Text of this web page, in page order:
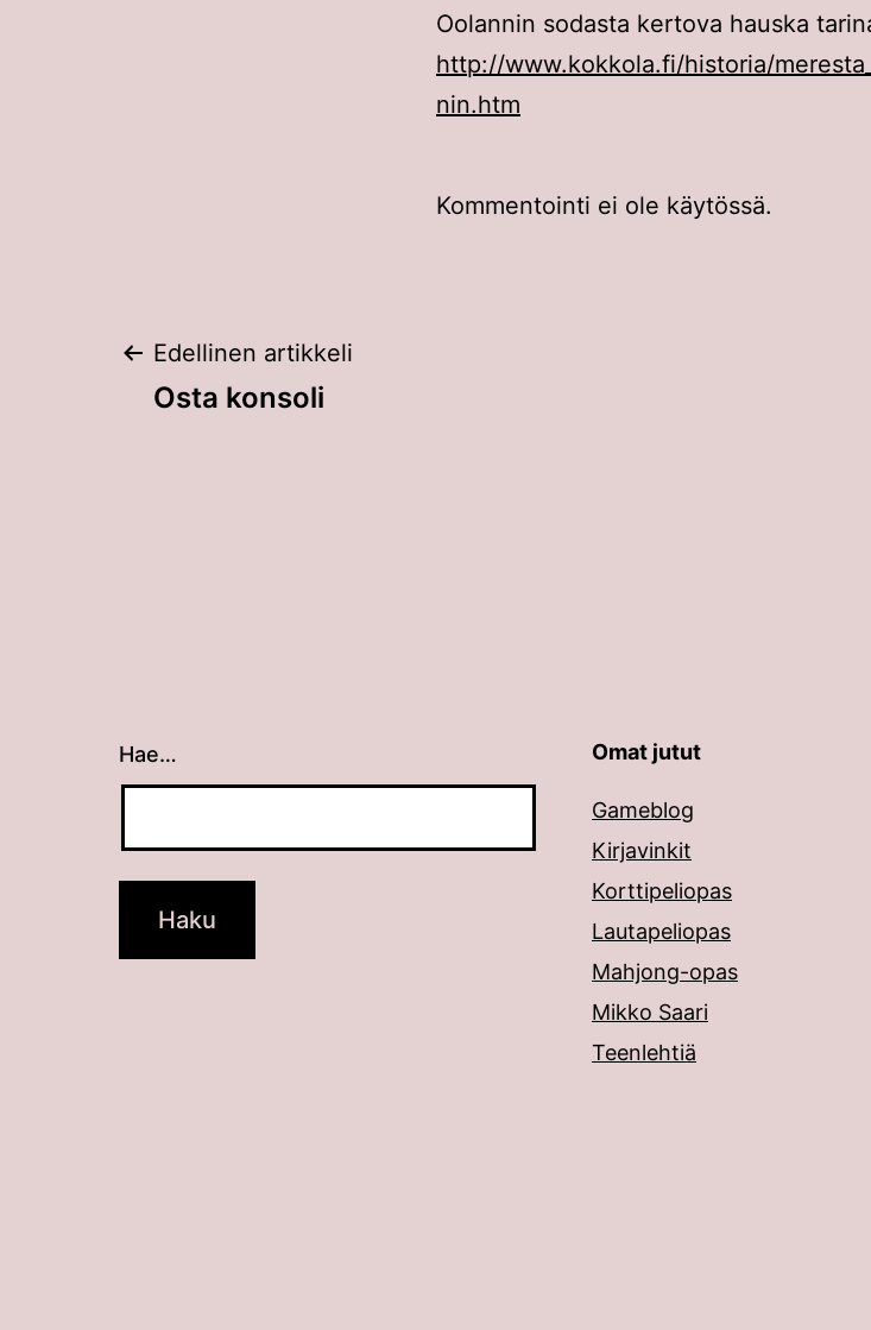
Oolannin sodasta kertova hauska
http://www.kokkola.fi/historia/
nin.htm
Kommentointi ei ole käytössä.
Artikkelien
Edellinen artikkeli
Osta konsoli
Hae…
Kun tuloksia tulee, voit selata niitä nuolinäppäimillä ylös ja alas ja siirtyä
Omat jutut
Gameblog
Kirjavinkit
Korttipeliopas
Lautapeliopas
Mahjong-opas
Mikko Saari
Teenlehtiä